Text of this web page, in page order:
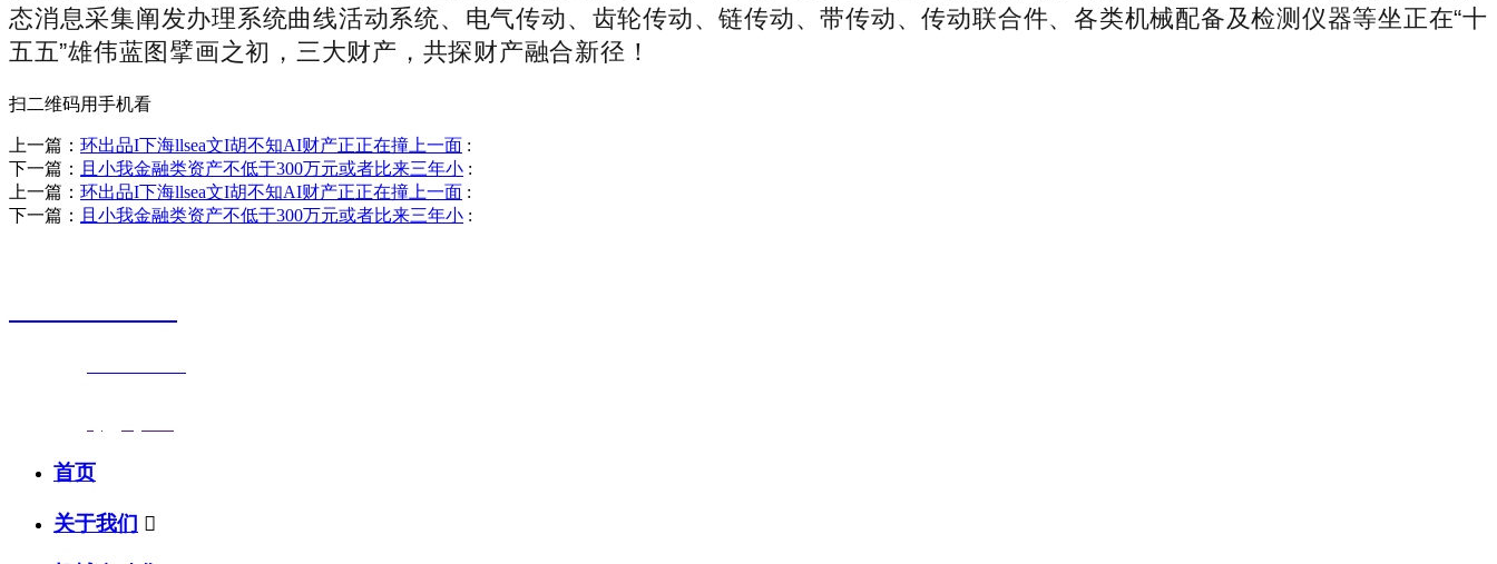
态消息采集阐发办理系统曲线活动系统、电气传动、齿轮传动、链传动、带传动、传动联合件、各类机械配备及检测仪器等坐正在“十
五五”雄伟蓝图擘画之初，三大财产，共探财产融合新径！
扫二维码用手机看
上一篇： 环出品I下海llsea文I胡不知AI财产正正在撞上一面 :
下一篇：
且小我金融类资产不低于300万元或者比来三年小 :
上一篇： 环出品I下海llsea文I胡不知AI财产正正在撞上一面 :
下一篇：
且小我金融类资产不低于300万元或者比来三年小 :
首页
关于我们 